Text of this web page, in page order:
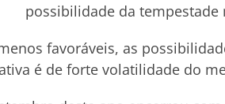
possibilidade da tempestade
favoráveis, as
é de forte volatilidade do